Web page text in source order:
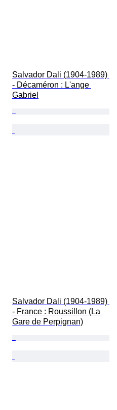
Salvador Dali (1904-1989)
- Décaméron : L'ange
Gabriel
Salvador Dali (1904-1989)
- France : Roussillon (La
Gare de Perpignan)